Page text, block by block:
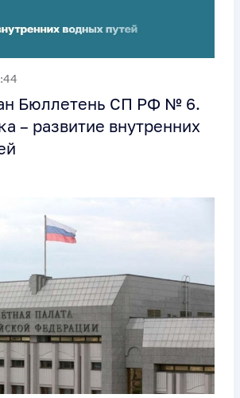
Бюллетень СП РФ № 6.
– развитие внутренних